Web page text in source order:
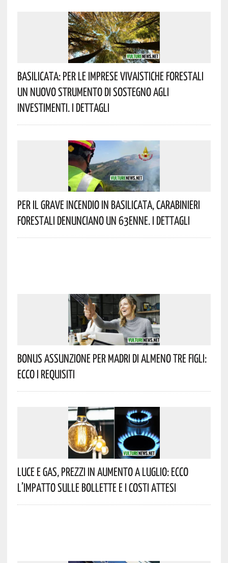
Basilicata: Per Le Imprese Vivaistiche Forestali
Un Nuovo Strumento Di Sostegno Agli
Investimenti. I Dettagli
Per Il Grave Incendio In Basilicata, Carabinieri
Forestali Denunciano Un 63enne. I Dettagli
Bonus Assunzione Per Madri Di Almeno Tre Figli:
Ecco I Requisiti
Luce E Gas, Prezzi In Aumento A Luglio: Ecco
L’impatto Sulle Bollette E I Costi Attesi